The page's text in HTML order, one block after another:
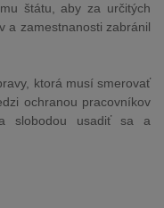
štátu, aby za určitých
a zamestnanosti zabránil
ktorá musí smerovať
ochranou pracovníkov
slobodou usadiť sa a